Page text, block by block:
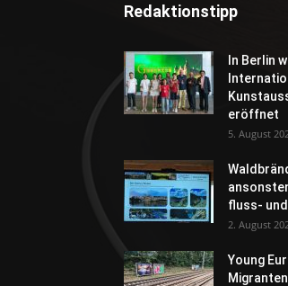
Redaktionstipp
In Berlin
eröffnet
5. August
fluss-
2. August
Young